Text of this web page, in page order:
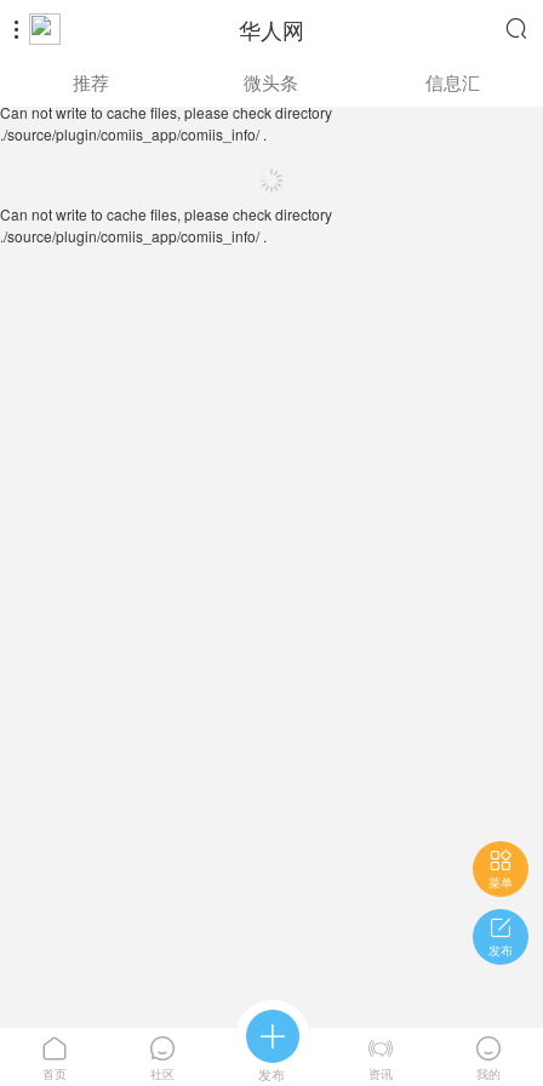
 华人网 
./source/plugin/comiis_app/comiis_info/ .
推荐 微头条 信息汇
Can not write to cache files, please check directory
./source/plugin/comiis_app/comiis_info/ .

菜单

发布

首页

社区

发布

资讯

我的
Can not write to cache files, please check directory
./source/plugin/comiis_app/comiis_info/ .